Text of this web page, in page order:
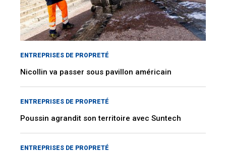
ENTREPRISES DE PROPRETÉ
Nicollin va passer sous pavillon américain
ENTREPRISES DE PROPRETÉ
Poussin agrandit son territoire avec Suntech
ENTREPRISES DE PROPRETÉ